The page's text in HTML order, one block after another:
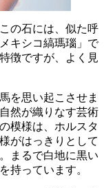
の石には、似た呼
メキシコ縞瑪瑙」 で
徴ですが、よく見
を思い起こさせま
然が織りなす芸術
模様は、 ホルスタ
がはっきりとして
まるで白地に黒い
を持っています。